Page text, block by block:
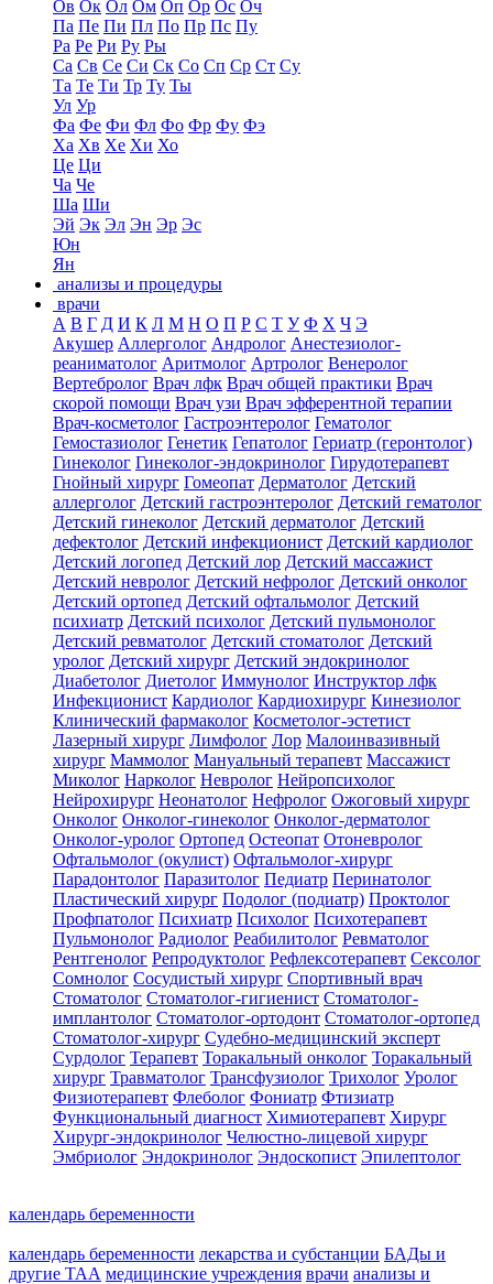
Ов Ок Ол Ом Оп Ор Ос Оч
Па Пе Пи Пл По Пр Пс Пу
Ра Ре Ри Ру Ры
Са Св Се Си Ск Со Сп Ср Ст Су
Та Те Ти Тр Ту Ты
Ул Ур
Фа Фе Фи Фл Фо Фр Фу Фэ
Ха Хв Хе Хи Хо
Це Ци
Ча Че
Ша Ши
Эй Эк Эл Эн Эр Эс
Юн
Ян
анализы и процедуры
врачи
А В Г Д И К Л М Н О П Р С Т У Ф Х Ч Э
Акушер Аллерголог Андролог Анестезиолог-
реаниматолог Аритмолог Артролог Венеролог
Вертебролог Врач лфк Врач общей практики Врач
скорой помощи Врач узи Врач эфферентной терапии
Врач-косметолог Гастроэнтеролог Гематолог
Гемостазиолог Генетик Гепатолог Гериатр (геронтолог)
Гинеколог Гинеколог-эндокринолог Гирудотерапевт
Гнойный хирург Гомеопат Дерматолог Детский
аллерголог Детский гастроэнтеролог Детский гематолог
Детский гинеколог Детский дерматолог Детский
дефектолог Детский инфекционист Детский кардиолог
Детский логопед Детский лор Детский массажист
Детский невролог Детский нефролог Детский онколог
Детский ортопед Детский офтальмолог Детский
психиатр Детский психолог Детский пульмонолог
Детский ревматолог Детский стоматолог Детский
уролог Детский хирург Детский эндокринолог
Диабетолог Диетолог Иммунолог Инструктор лфк
Инфекционист Кардиолог Кардиохирург Кинезиолог
Клинический фармаколог Косметолог-эстетист
Лазерный хирург Лимфолог Лор Малоинвазивный
хирург Маммолог Мануальный терапевт Массажист
Миколог Нарколог Невролог Нейропсихолог
Нейрохирург Неонатолог Нефролог Ожоговый хирург
Онколог Онколог-гинеколог Онколог-дерматолог
Онколог-уролог Ортопед Остеопат Отоневролог
Офтальмолог (окулист) Офтальмолог-хирург
Парадонтолог Паразитолог Педиатр Перинатолог
Пластический хирург Подолог (подиатр) Проктолог
Профпатолог Психиатр Психолог Психотерапевт
Пульмонолог Радиолог Реабилитолог Ревматолог
Рентгенолог Репродуктолог Рефлексотерапевт Сексолог
Сомнолог Сосудистый хирург Спортивный врач
Стоматолог Стоматолог-гигиенист Стоматолог-
имплантолог Стоматолог-ортодонт Стоматолог-ортопед
Стоматолог-хирург Судебно-медицинский эксперт
Сурдолог Терапевт Торакальный онколог Торакальный
хирург Травматолог Трансфузиолог Трихолог Уролог
Физиотерапевт Флеболог Фониатр Фтизиатр
Функциональный диагност Химиотерапевт Хирург
Хирург-эндокринолог Челюстно-лицевой хирург
Эмбриолог Эндокринолог Эндоскопист Эпилептолог
календарь беременности
календарь беременности лекарства и субстанции БАДы и
другие ТАА медицинские учреждения врачи анализы и